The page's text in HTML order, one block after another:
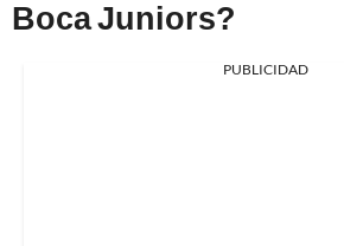
Boca Juniors?
PUBLICIDAD